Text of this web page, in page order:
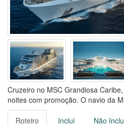
Cruzeiro no MSC Grandiosa
noites com promoção. O navio da
2019, comporta até 6334
colaboradores.
Roteiro Inclui Não